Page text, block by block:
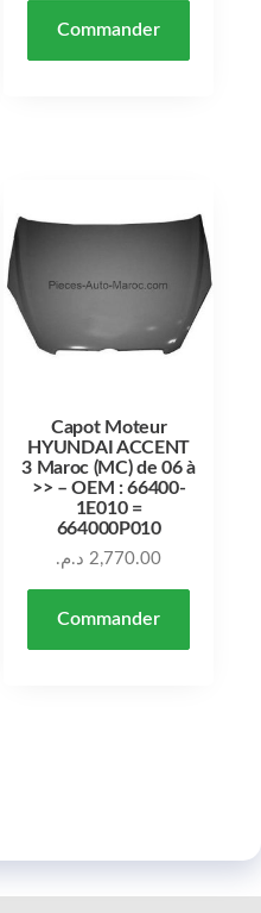
Commander
Capot Moteur
HYUNDAI ACCENT
3 Maroc (MC) de 06 à
>> – OEM : 66400-
1E010 =
664000P010
2,770.00 د.م.
Commander